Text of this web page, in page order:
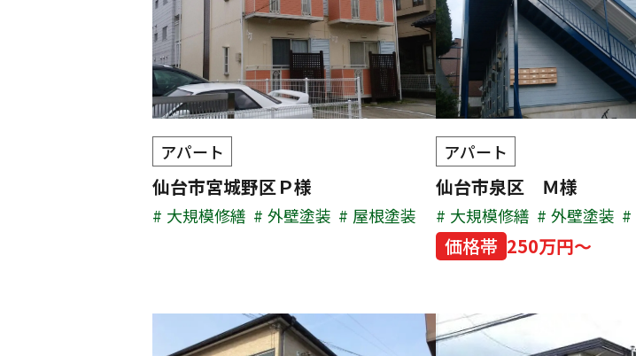
アパート
仙台市宮城野区Ｐ様
大規模修繕 外壁塗装 屋根塗装
アパート
仙台市泉区 Ｍ様
大規模修繕 外壁塗装
価格帯 250万円～